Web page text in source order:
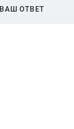
ВАШ ОТВЕТ